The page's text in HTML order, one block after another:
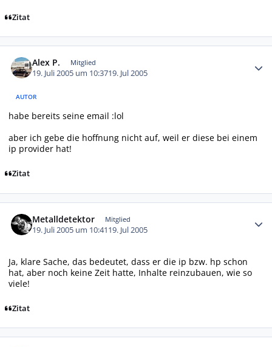
Zitat
Alex P. Mitglied
19. Juli 2005 um 10:3719. Jul 2005
AUTOR
habe bereits seine email :lol
aber ich gebe die hoffnung nicht auf, weil er diese bei einem
ip provider hat!
Zitat
Metalldetektor Mitglied
19. Juli 2005 um 10:4119. Jul 2005
Ja, klare Sache, das bedeutet, dass er die ip bzw. hp schon
hat, aber noch keine Zeit hatte, Inhalte reinzubauen, wie so
viele!
Zitat